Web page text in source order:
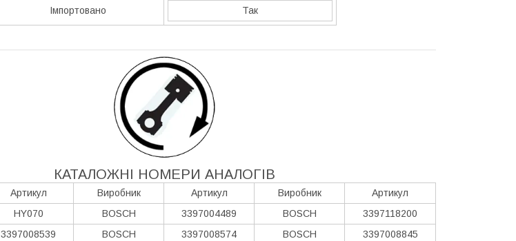
Імпортовано Так
КАТАЛОЖНІ НОМЕРИ АНАЛОГІВ
Артикул Виробник Артикул Виробник
Артикул
HY070 BOSCH 3397004489 BOSCH
3397118200
3397008539 BOSCH 3397008574 BOSCH
3397008845